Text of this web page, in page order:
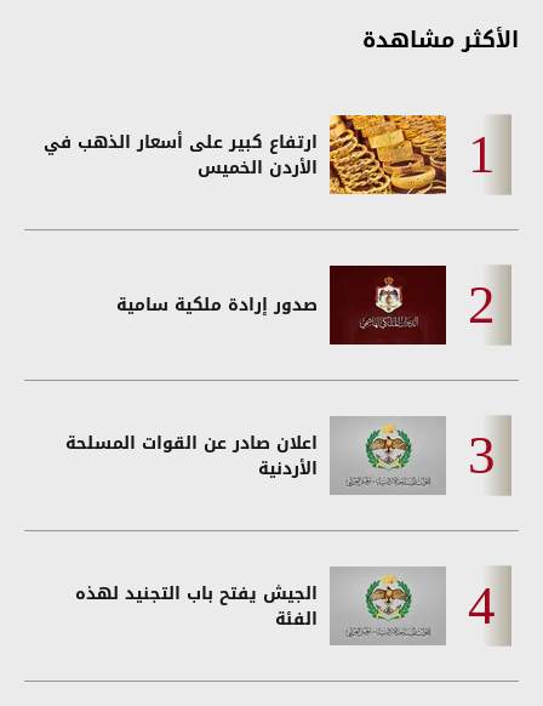
الأكثر مشاهدة
ارتفاع كبير على أسعار الذهب في
الأردن الخميس
صدور إرادة ملكية سامية
اعلان صادر عن القوات المسلحة
الأردنية
الجيش يفتح باب التجنيد لهذه
الفئة